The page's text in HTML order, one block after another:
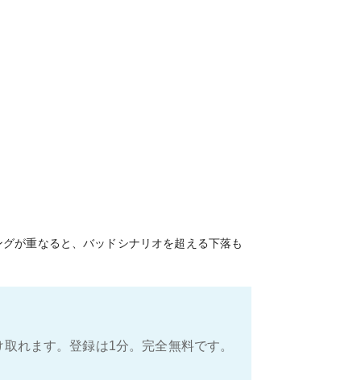
が重なると、バッドシナリオを超える下落も
れます。登録は1分。完全無料です。